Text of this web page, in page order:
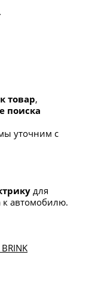
товар,
поиска
уточним с
для
к автомобилю.